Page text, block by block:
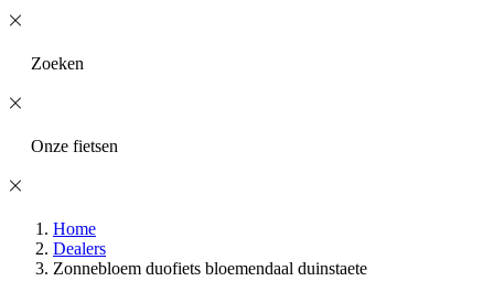
Zoeken
Onze fietsen
Home
Dealers
Zonnebloem duofiets bloemendaal duinstaete